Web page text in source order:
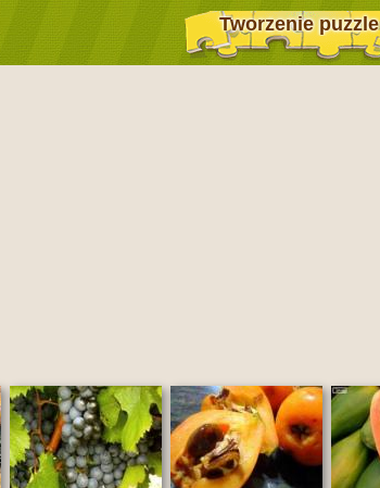
Tworzenie puzzle